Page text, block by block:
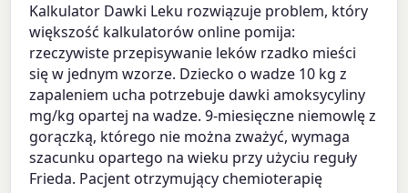
Kalkulator Dawki Leku rozwiązuje problem, który
większość kalkulatorów online pomija:
rzeczywiste przepisywanie leków rzadko mieści
się w jednym wzorze. Dziecko o wadze 10 kg z
zapaleniem ucha potrzebuje dawki amoksycyliny
mg/kg opartej na wadze. 9-miesięczne niemowlę z
gorączką, którego nie można zważyć, wymaga
szacunku opartego na wieku przy użyciu reguły
Frieda. Pacjent otrzymujący chemioterapię